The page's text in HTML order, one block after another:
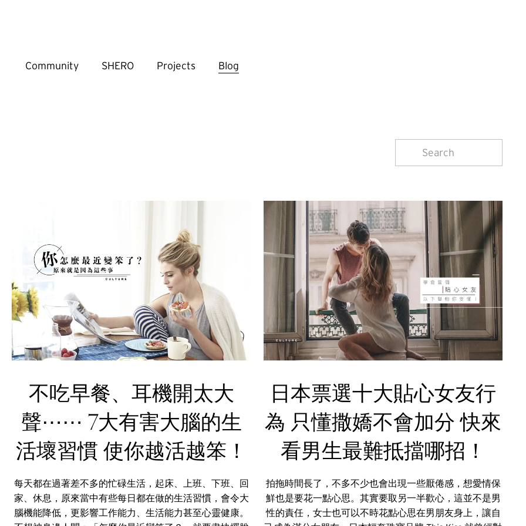
Community SHERO Projects Blog
不吃早餐、耳機開太大
聲⋯⋯ 7大有害大腦的生
活壞習慣 使你越活越笨！
每天都在過著差不多的忙碌生活，起床、上班、下班、回
家、休息，原來當中有些每日都在做的生活習慣，會令大
腦機能降低，更影響工作能力、生活能力甚至心靈健康。
日本票選十大貼心女友行
為 只懂撒嬌不會加分 快來
看男生最難抵擋哪招！
拍拖時間長了，不多不少也會出現一些厭倦感，想愛情保
鮮也是要花一點心思。其實要取另一半歡心，這並不是男
性的責任，女士也可以不時花點心思在男朋友身上，讓自